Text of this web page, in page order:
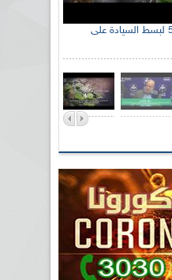
الإذاعة الجزائرية تحي الذكرى 59 لبسط السيادة على